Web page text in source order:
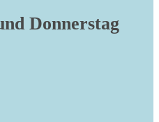
Donnerstag